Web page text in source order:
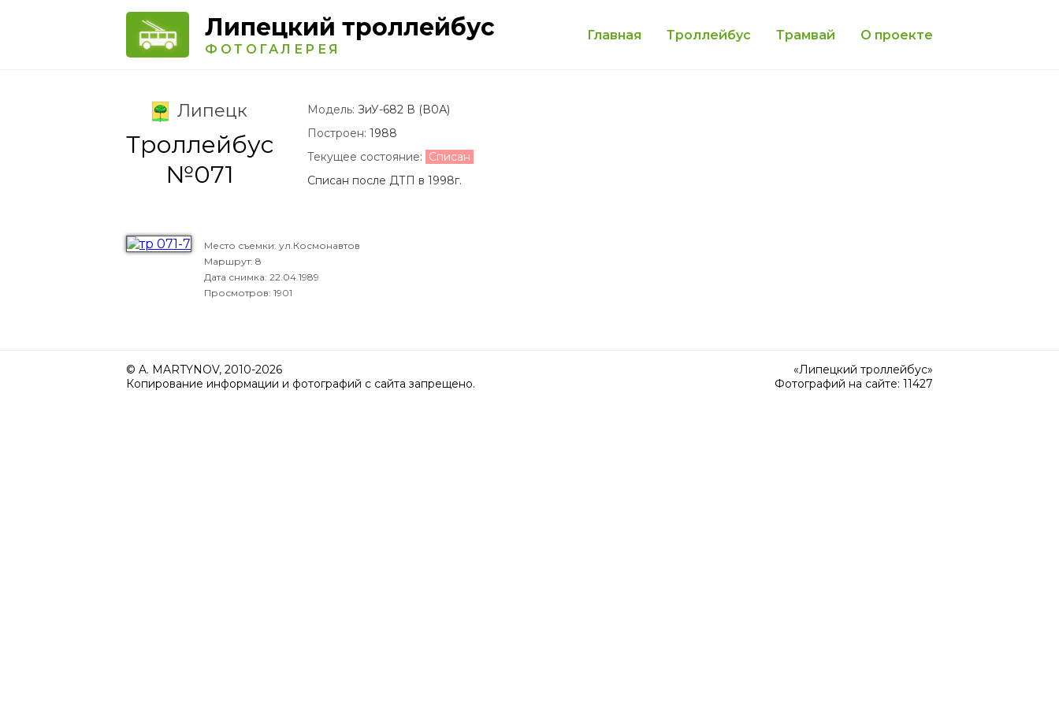
Липецкий троллейбус
ФОТОГАЛЕРЕЯ
Главная Троллейбус Трамвай О проекте
Липецк
Троллейбус
№071
Модель: ЗиУ-682 В (В0А)
Построен: 1988
Текущее состояние: Списан
Списан после ДТП в 1998г.
Место съемки: ул.Космонавтов
Маршрут: 8
Дата снимка: 22.04.1989
Просмотров: 1901
© A. MARTYNOV, 2010-2026
Копирование информации и фотографий с сайта запрещено.
«Липецкий троллейбус»
Фотографий на сайте: 11427